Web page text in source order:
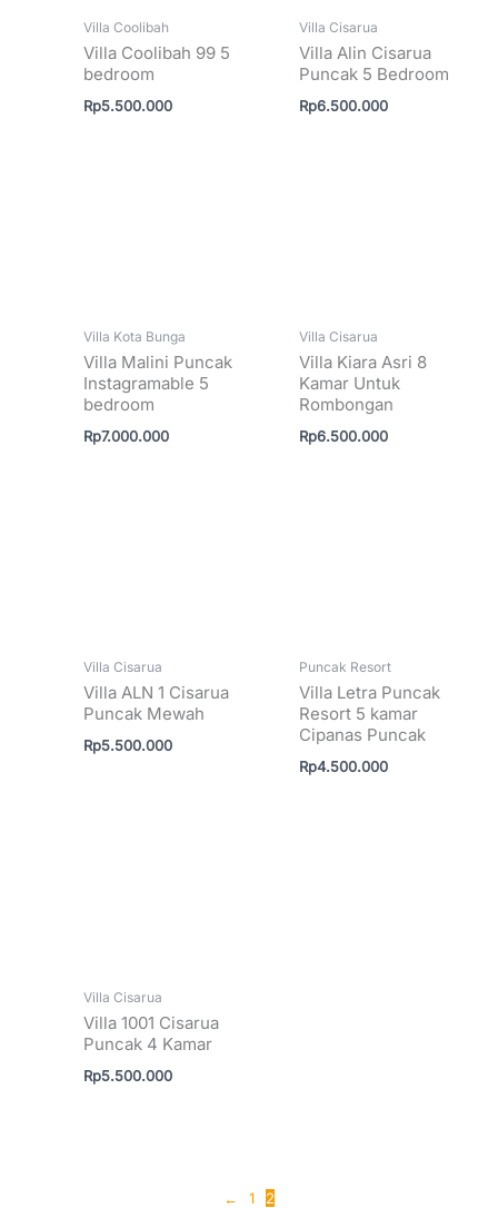
Villa Coolibah
Villa Coolibah 99 5
bedroom
Rp5.500.000
Villa Cisarua
Villa Alin Cisarua
Puncak 5 Bedroom
Rp6.500.000
Villa Kota Bunga
Villa Malini Puncak
Instagramable 5
bedroom
Rp7.000.000
Villa Cisarua
Villa Kiara Asri 8
Kamar Untuk
Rombongan
Rp6.500.000
Villa Cisarua
Villa ALN 1 Cisarua
Puncak Mewah
Rp5.500.000
Puncak Resort
Villa Letra Puncak
Resort 5 kamar
Cipanas Puncak
Rp4.500.000
Villa Cisarua
Villa 1001 Cisarua
Puncak 4 Kamar
Rp5.500.000
← 1 2